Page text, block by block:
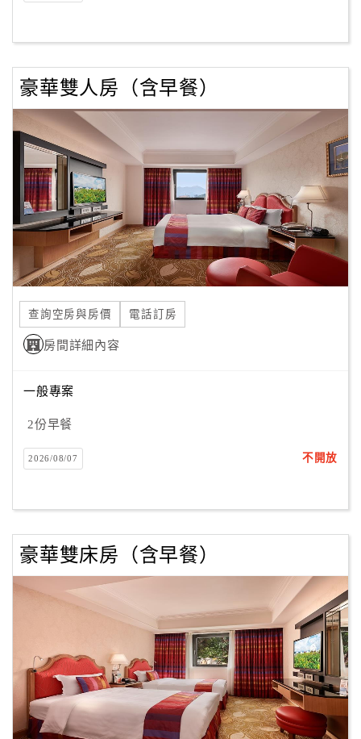
客
服
聯
Line
線
上
紅
利
查
訂
房
Q&A
旅
卡
款
收
據
豪華雙人房（含早餐）
查詢空房與房價 電話訂房
房間詳細內容
一般專案
2份早餐
2026/08/07 不開放
豪華雙床房（含早餐）